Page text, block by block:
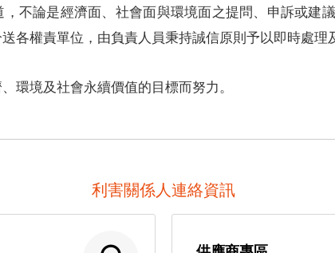
不論是經濟面、社會面與環境面之提問、申訴或建
各權責單位，由負責人員秉持誠信原則予以即時處理
環境及社會永續價值的目標而努力。
利害關係人連絡資訊